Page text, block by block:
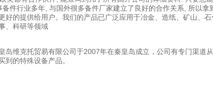
备件行业多年, 与国外很多备件厂家建立了良好的合作关系, 所以
好的提供给用户。我们的产品已广泛应用于冶金、造纸、矿山、
、科研等领域
岛维克托贸易有限公司于2007年在秦皇岛成立，公司有专门渠道
到的特殊设备产品。